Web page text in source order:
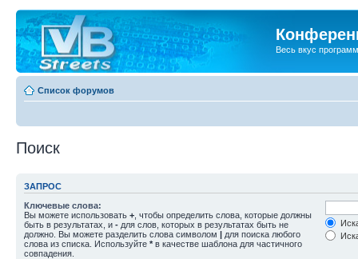
Весь вкус
Список форумов
Поиск
ЗАПРОС
Ключевые слова:
Вы можете использовать + , чтобы определить слова, которые должны
быть в результатах, и - для слов, которых в результатах быть не
должно. Вы можете разделить слова символом | для поиска любого
слова из списка. Используйте * в качестве шаблона для частичного
совпадения.